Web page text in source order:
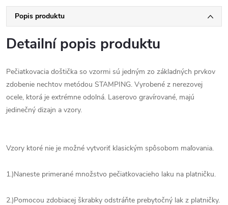
Popis produktu
Detailní popis produktu
Pečiatkovacia doštička so vzormi sú jedným zo základných prvkov
zdobenie nechtov metódou STAMPING. Vyrobené z nerezovej
ocele, ktorá je extrémne odolná. Laserovo gravírované, majú
jedinečný dizajn a vzory.
Vzory ktoré nie je možné vytvoriť klasickým spôsobom maľovania.
1.)Naneste primerané množstvo pečiatkovacieho laku na platničku.
2.)Pomocou zdobiacej škrabky odstráňte prebytočný lak z platničky.